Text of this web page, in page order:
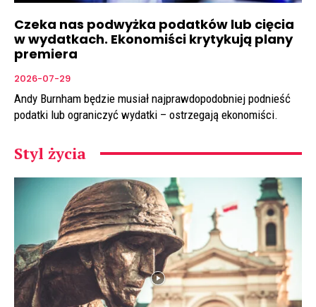
Czeka nas podwyżka podatków lub cięcia
w wydatkach. Ekonomiści krytykują plany
premiera
2026-07-29
Andy Burnham będzie musiał najprawdopodobniej podnieść
podatki lub ograniczyć wydatki – ostrzegają ekonomiści.
Styl życia